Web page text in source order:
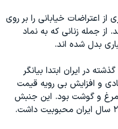
اعتراضات خیابانی را بر روی
از جمله زنانی که به نماد
بدل شده اند.
در ایران ابتدا بیانگر
و افزایش بی رویه قیمت
مرغ و گوشت بود. این جنبش